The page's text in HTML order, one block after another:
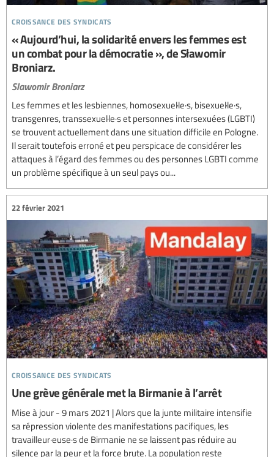
croissance des syndicats
« Aujourd’hui, la solidarité envers les femmes est
un combat pour la démocratie », de Sławomir
Broniarz.
Slawomir Broniarz
Les femmes et les lesbiennes, homosexuel·le·s, bisexuel·le·s,
transgenres, transsexuel·le·s et personnes intersexuées (LGBTI)
se trouvent actuellement dans une situation difficile en Pologne.
Il serait toutefois erroné et peu perspicace de considérer les
attaques à l’égard des femmes ou des personnes LGBTI comme
un problème spécifique à un seul pays ou...
croissance des syndicats
22 février 2021
Une grève générale met la Birmanie à l’arrêt
Mise à jour - 9 mars 2021 | Alors que la junte militaire intensifie
sa répression violente des manifestations pacifiques, les
travailleur·euse·s de Birmanie ne se laissent pas réduire au
silence par la peur et la force brute. La population reste